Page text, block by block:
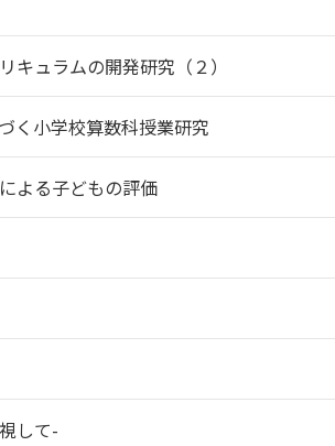
ュラムの開発研究（２）
く小学校算数科授業研究
よる子どもの評価
して-